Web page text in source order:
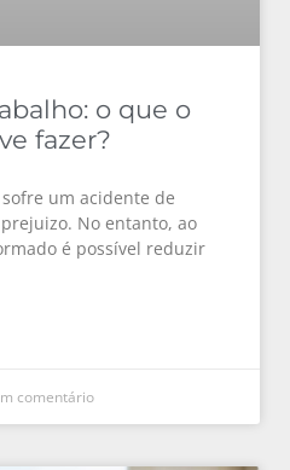
o que o
fazer?
um acidente de
No entanto, ao
é possível reduzir
comentário